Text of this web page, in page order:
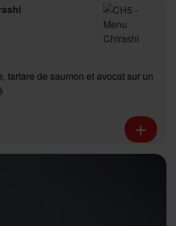
tartare de saumon et avocat sur un